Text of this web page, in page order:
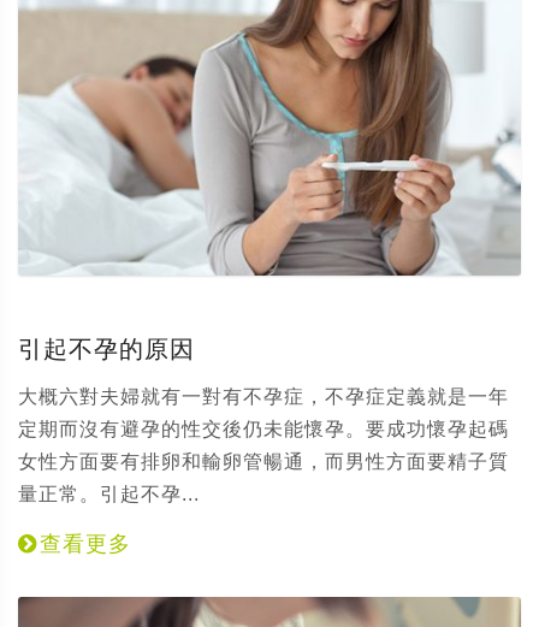
引起不孕的原因
大概六對夫婦就有一對有不孕症，不孕症定義就是一年
定期而沒有避孕的性交後仍未能懷孕。要成功懷孕起碼
女性方面要有排卵和輸卵管暢通，而男性方面要精子質
量正常。引起不孕...
查看更多